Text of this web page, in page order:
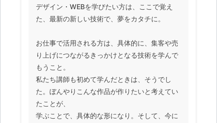
デザイン・WEBを学びたい方は、ここで覚え
た、最新の新しい技術で、夢をカタチに。
お仕事で活用される方は、具体的に、集客や売
り上げにつながるきっかけとなる技術を学んで
もうこと。
私たち講師も初めて学んだときは、そうでし
た。ぼんやりこんな作品が作りたいと考えてい
たことが、
学ぶことで、具体的な形になり。そして、今に